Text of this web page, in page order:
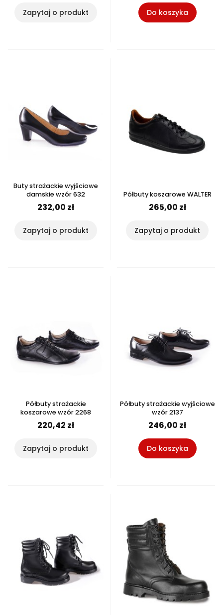
Zapytaj o produkt Do koszyka
Buty strażackie wyjściowe
damskie wzór 632
232,00 zł
Zapytaj o produkt
Półbuty koszarowe WALTER
265,00 zł
Zapytaj o produkt
Półbuty strażackie
koszarowe wzór 2268
220,42 zł
Zapytaj o produkt
Półbuty strażackie wyjściowe
wzór 2137
246,00 zł
Do koszyka